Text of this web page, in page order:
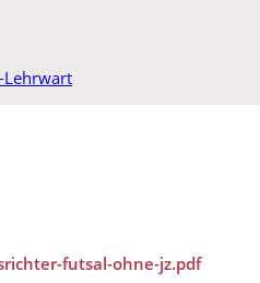
Lehrwart
futsal-ohne-jz.pdf